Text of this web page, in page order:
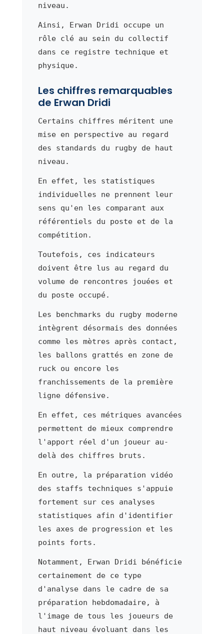
niveau.
Ainsi, Erwan Dridi occupe un
rôle clé au sein du collectif
dans ce registre technique et
physique.
Les chiffres remarquables
de Erwan Dridi
Certains chiffres méritent une
mise en perspective au regard
des standards du rugby de haut
niveau.
En effet, les statistiques
individuelles ne prennent leur
sens qu'en les comparant aux
référentiels du poste et de la
compétition.
Toutefois, ces indicateurs
doivent être lus au regard du
volume de rencontres jouées et
du poste occupé.
Les benchmarks du rugby moderne
intègrent désormais des données
comme les mètres après contact,
les ballons grattés en zone de
ruck ou encore les
franchissements de la première
ligne défensive.
En effet, ces métriques avancées
permettent de mieux comprendre
l'apport réel d'un joueur au-
delà des chiffres bruts.
En outre, la préparation vidéo
des staffs techniques s'appuie
fortement sur ces analyses
statistiques afin d'identifier
les axes de progression et les
points forts.
Notamment, Erwan Dridi bénéficie
certainement de ce type
d'analyse dans le cadre de sa
préparation hebdomadaire, à
l'image de tous les joueurs de
haut niveau évoluant dans les